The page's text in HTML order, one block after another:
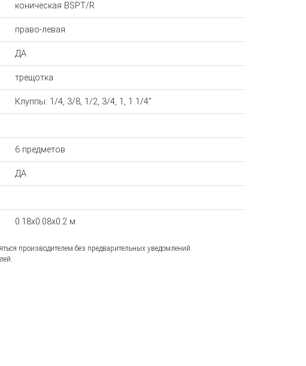
коническая BSPT/R
право-левая
ДА
трещотка
Клуппы: 1/4, 3/8, 1/2, 3/4, 1, 1 1/4"
6 предметов
ДА
0.18x0.08x0.2 м
производителем без предварительных уведомлений.